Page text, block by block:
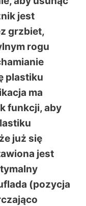
jest
grzbiet,
rogu
plastiku
ma
funkcji, aby
już się
jest
(pozycja